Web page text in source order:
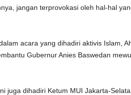
jangan terprovokasi oleh hal-hal
acara yang dihadiri aktivis Islam,
Gubernur Anies Baswedan
juga dihadiri Ketum MUI Jakarta-